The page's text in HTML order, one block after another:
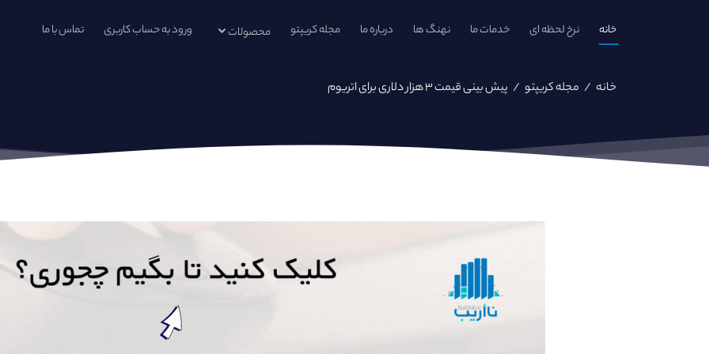
خانه نرخ لحظه ای خدمات ما نهنگ ها درباره ما مجله کریپتو محصولات ورود به حساب کاربری تماس با ما
خانه / مجله کریپتو / پیش بینی قیمت ۳ هزار دلاری برای اتریوم